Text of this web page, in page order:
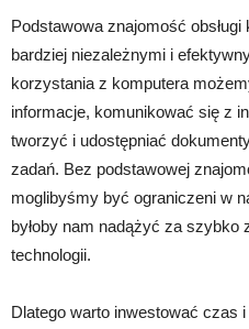
Podstawowa znajomość
bardziej niezależnymi i
korzystania z komputera
informacje, komunikować się z
tworzyć i udostępniać
zadań. Bez podstawowej
moglibyśmy być ograniczeni w
byłoby nam nadążyć za szybko
technologii.
Dlatego warto inwestować czas